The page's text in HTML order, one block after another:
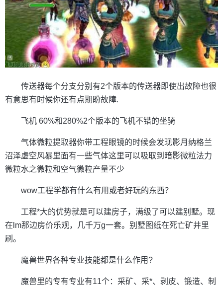
传送器每个分支分别有2个版本的传送器即使出故障也很
有意思有时候你还有点期盼故障.
飞机 60%和280%2个版本的飞机不错的坐骑
气体微粒提取器你带工程眼镜的时候会发现影月纳格兰
沼泽虚空风暴里面有一些气体这里可以吸取到暗影微粒法力
微粒水之微粒和空气微粒产量不少
wow工程学都有什么有用或者好玩的东西？
工程*大的优势就是可以建房子，满级了可以建别墅。现
在lm那边房价乐观，几千万g一套。别墅图纸在死亡矿井里
刷。
魔兽世界各种专业技能都是什么作用?
魔兽里的专有专业有11个：采矿、采*、剥皮、锻造、制